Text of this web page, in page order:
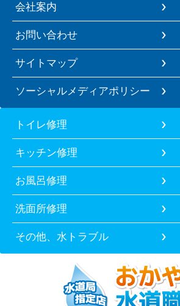
会社案内
お問い合わせ
サイトマップ
ソーシャルメディアポリシー
トイレ修理
キッチン修理
お風呂修理
洗面所修理
その他、水トラブル